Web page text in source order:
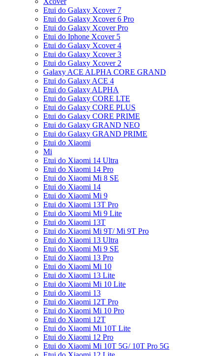
Etui do Galaxy Xcover 7
Etui do Galaxy Xcover 6 Pro
Etui do Galaxy Xcover Pro
Etui do Iphone Xcover 5
Etui do Galaxy Xcover 4
Etui do Galaxy Xcover 3
Etui do Galaxy Xcover 2
Galaxy ACE ALPHA CORE GRAND
Etui do Galaxy ACE 4
Etui do Galaxy ALPHA
Etui do Galaxy CORE LTE
Etui do Galaxy CORE PLUS
Etui do Galaxy CORE PRIME
Etui do Galaxy GRAND NEO
Etui do Galaxy GRAND PRIME
Etui do Xiaomi
Mi
Etui do Xiaomi 14 Ultra
Etui do Xiaomi 14 Pro
Etui do Xiaomi Mi 8 SE
Etui do Xiaomi 14
Etui do Xiaomi Mi 9
Etui do Xiaomi 13T Pro
Etui do Xiaomi Mi 9 Lite
Etui do Xiaomi 13T
Etui do Xiaomi Mi 9T/ Mi 9T Pro
Etui do Xiaomi 13 Ultra
Etui do Xiaomi Mi 9 SE
Etui do Xiaomi 13 Pro
Etui do Xiaomi Mi 10
Etui do Xiaomi 13 Lite
Etui do Xiaomi Mi 10 Lite
Etui do Xiaomi 13
Etui do Xiaomi 12T Pro
Etui do Xiaomi Mi 10 Pro
Etui do Xiaomi 12T
Etui do Xiaomi Mi 10T Lite
Etui do Xiaomi 12 Pro
Etui do Xiaomi Mi 10T 5G/ 10T Pro 5G